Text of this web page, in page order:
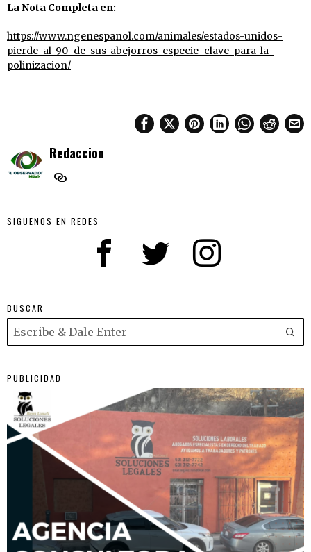
La Nota Completa en:
https://www.ngenespanol.com/animales/estados-unidos-
pierde-al-90-de-sus-abejorros-especie-clave-para-la-
polinizacion/
Redaccion
SIGUENOS EN REDES
BUSCAR
PUBLICIDAD